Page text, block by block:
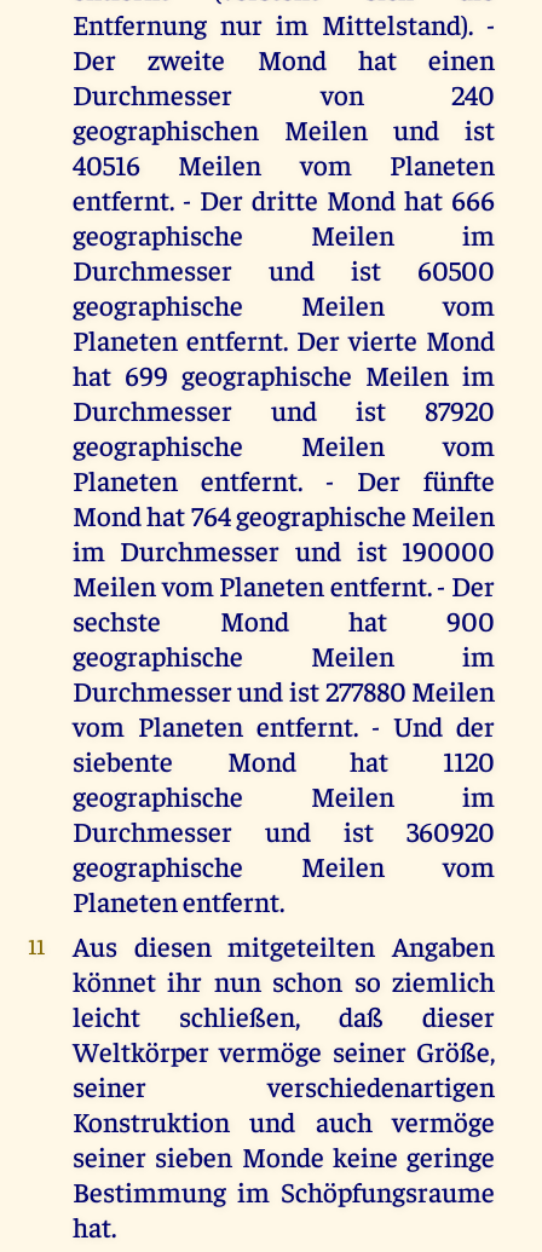
Entfernung nur im Mittelstand). -
Der zweite Mond hat einen
Durchmesser von 240
geographischen Meilen und ist
40516 Meilen vom Planeten
entfernt. - Der dritte Mond hat 666
geographische Meilen im
Durchmesser und ist 60500
geographische Meilen vom
Planeten entfernt. Der vierte Mond
hat 699 geographische Meilen im
Durchmesser und ist 87920
geographische Meilen vom
Planeten entfernt. - Der fünfte
Mond hat 764 geographische Meilen
im Durchmesser und ist 190000
Meilen vom Planeten entfernt. - Der
sechste Mond hat 900
geographische Meilen im
Durchmesser und ist 277880 Meilen
vom Planeten entfernt. - Und der
siebente Mond hat 1120
geographische Meilen im
Durchmesser und ist 360920
geographische Meilen vom
Planeten entfernt.
11
Aus diesen mitgeteilten Angaben
könnet ihr nun schon so ziemlich
leicht schließen, daß dieser
Weltkörper vermöge seiner Größe,
seiner verschiedenartigen
Konstruktion und auch vermöge
seiner sieben Monde keine geringe
Bestimmung im Schöpfungsraume
hat.